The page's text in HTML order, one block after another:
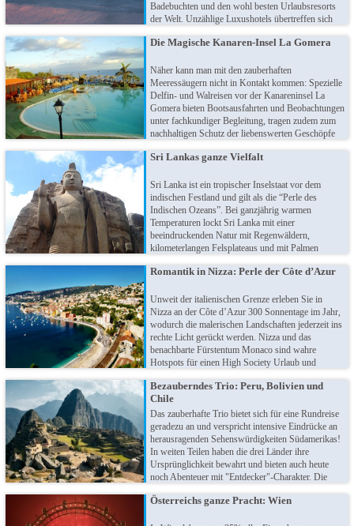
Badebuchten und den wohl besten Urlaubsresorts
der Welt. Unzählige Luxushotels übertreffen sich
Angeboten und kulinarischen Höhepunkten.
Die Magische Kanaren-Insel La Gomera
Näher kann man mit den zauberhaften
Meeressäugern nicht in Kontakt kommen: Spezielle
Delfin- und Walreisen vor der Kanareninsel La
Gomera bieten Bootsausfahrten und Beobachtungen
unter fachkundiger Begleitung, tragen zudem zum
nachhaltigen Schutz der liebenswerten Geschöpfe
Klima bescheren Ihnen maritime Träume mit
Sri Lankas ganze Vielfalt
Sri Lanka ist ein tropischer Inselstaat vor dem
indischen Festland und gilt als die “Perle des
Indischen Ozeans”. Bei ganzjährig warmen
Temperaturen lockt Sri Lanka mit einer
beeindruckenden Natur mit Regenwäldern,
kilometerlangen Felsplateaus und mit Palmen
Ruhesuchenden als auch Aktivurlaubern ideale
Meditationszentrum oder entdecken idyllische
Wasserfälle beim Ritt auf einem Elefanten.
Romantik in Nizza: Perle der Côte d’Azur
Unweit der italienischen Grenze erleben Sie in
Nizza an der Côte d’Azur 300 Sonnentage im Jahr,
wodurch die malerischen Landschaften jederzeit ins
rechte Licht gerückt werden. Nizza und das
benachbarte Fürstentum Monaco sind wahre
Hotspots für einen High Society Urlaub und
Genießen Sie die Romantik und prickelnde
Atmosphäre - hier schlägt Ihre große Stunde!
Bezauberndes Trio: Peru, Bolivien und
Chile
Das zauberhafte Trio bietet sich für eine Rundreise
geradezu an und verspricht intensive Eindrücke an
herausragenden Sehenswürdigkeiten Südamerikas!
In weiten Teilen haben die drei Länder ihre
Ursprünglichkeit bewahrt und bieten auch heute
noch Abenteuer mit "Entdecker"-Charakter. Die
lebenslustigen Herzlichkeit der Einheimischen zu
Österreichs ganze Pracht: Wien